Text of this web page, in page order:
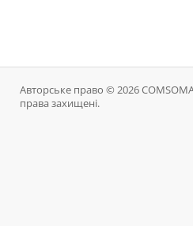
Авторське право © 2026
права захищені.